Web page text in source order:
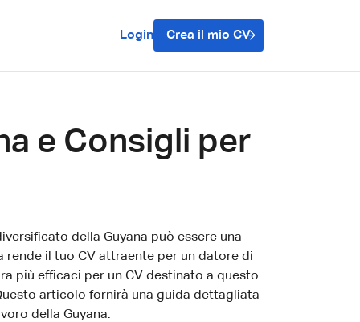
Login Crea il mio CV
e Consigli per
della Guyana può essere una
rende il tuo CV attraente per un datore di
più efficaci per un CV destinato a questo
articolo fornirà una guida dettagliata
della Guyana.